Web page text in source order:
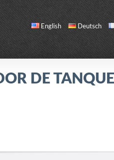
English Deutsch
DE